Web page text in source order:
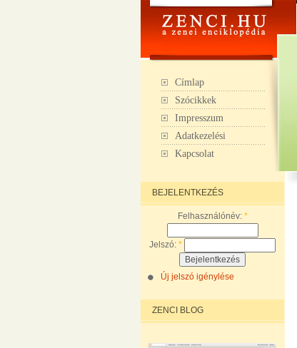
Címlap
Szócikkek
Impresszum
Adatkezelési
Kapcsolat
BEJELENTKEZÉS
Felhasználónév: *
Jelszó: *
Új jelszó igénylése
ZENCI BLOG